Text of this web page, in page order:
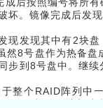
。镜像完成后发
发现其中有2块
8号盘作为热备
到8号盘中。继
整个RAID阵列中